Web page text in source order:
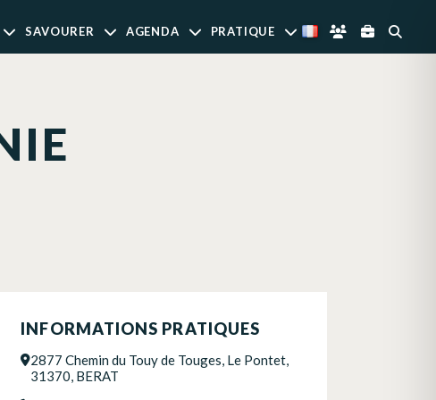
SAVOURER AGENDA PRATIQUE
INFORMATIONS PRATIQUES
2877 Chemin du Touy de Touges, Le Pontet,
31370, BERAT